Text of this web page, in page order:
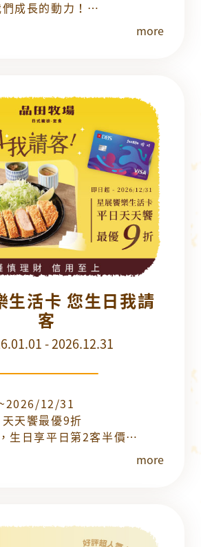
成長的動力！
more
生活卡 您生日我請
客
- 2026.12.31
12/31
天饗最優9折
生日享平日第2客半價
more